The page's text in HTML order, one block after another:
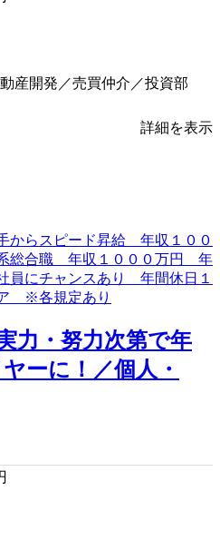
産開発／売買仲介／投資部
詳細を表示
力・努力次第で年
ーに！／個人・